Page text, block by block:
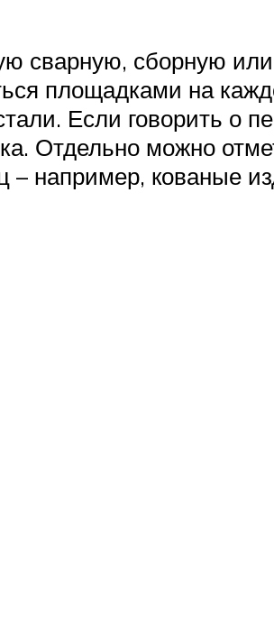
сварную, сборную
площадками на
Если говорить о
Отдельно можно
например, кованые